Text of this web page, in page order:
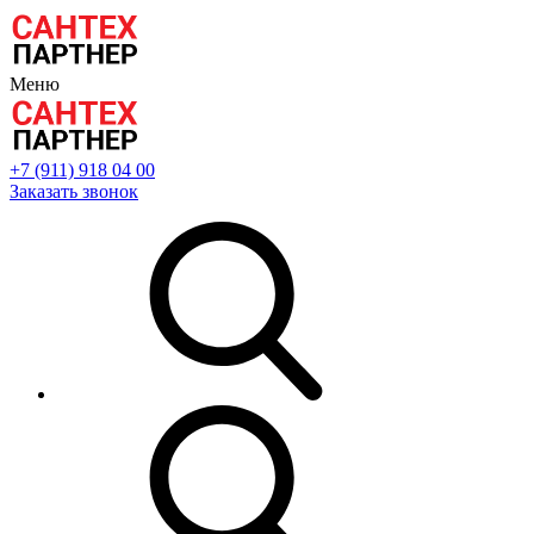
Меню
+7 (911) 918 04 00
Заказать звонок